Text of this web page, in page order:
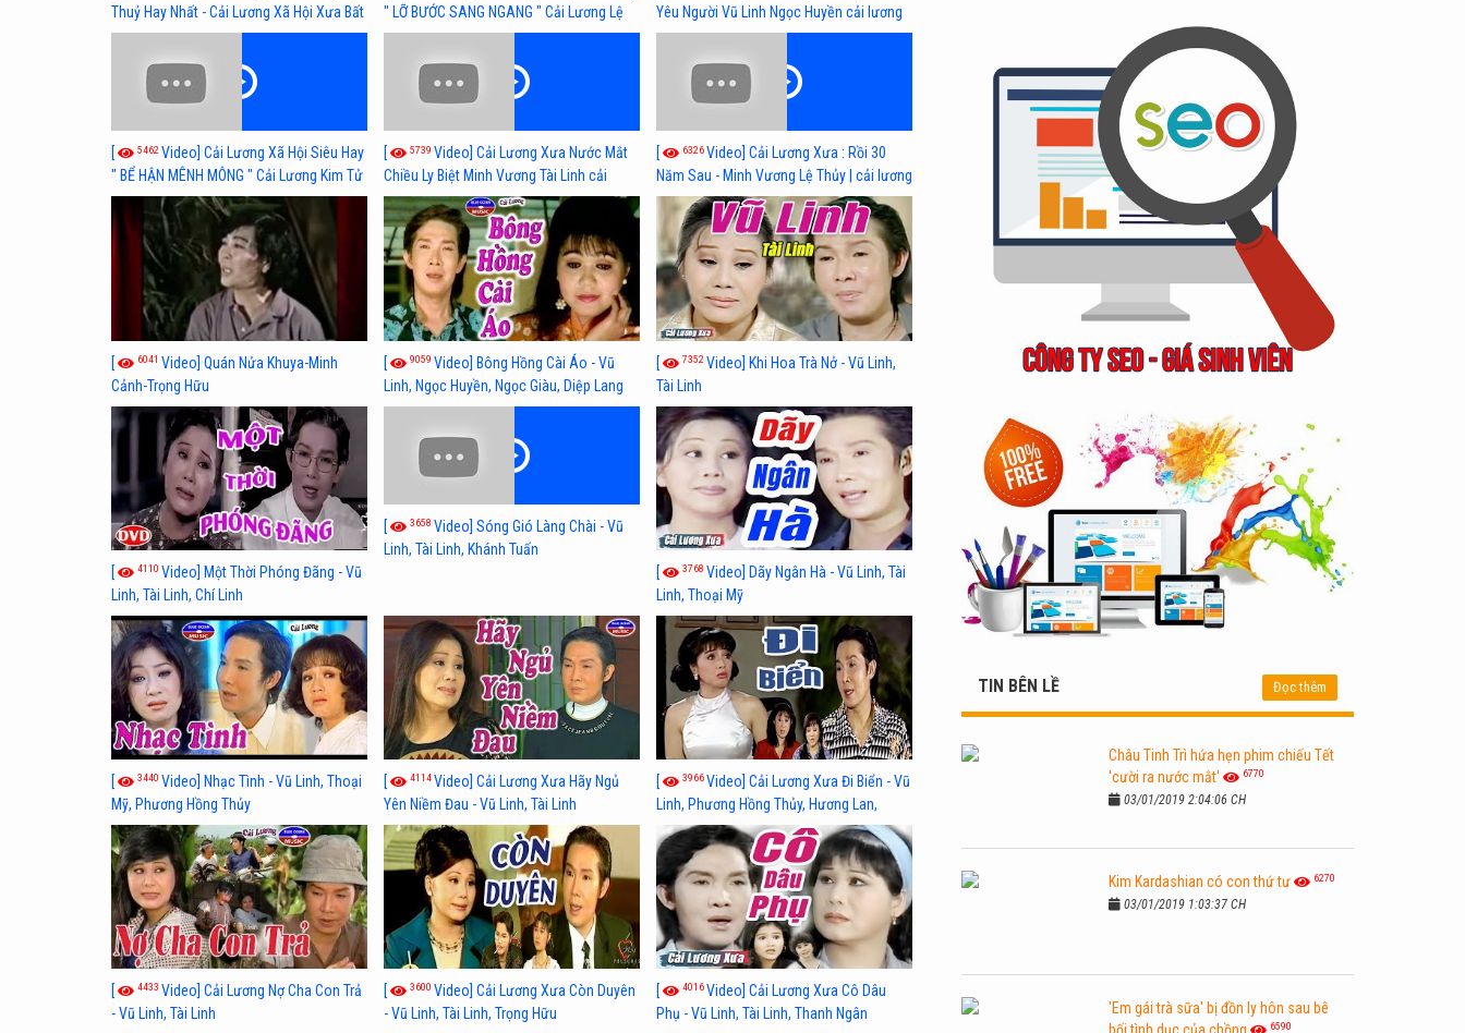
Thuỷ Hay Nhất - Cải Lương Xã Hội Xưa Bất
Hủ
" LỠ BƯỚC SANG NGANG " Cải Lương Lệ
Thuỷ, Thanh Tuấn, Hồng Nga
Yêu Người Vũ Linh Ngọc Huyền cải lương
xã hội hay nhất
[ 5462 Video] Cải Lương Xã Hội Siêu Hay
" BỂ HẬN MÊNH MÔNG " Cải Lương Kim Tử
Long, Thanh Ngân Hay Nhất
[ 5739 Video] Cải Lương Xưa Nước Mắt
Chiều Ly Biệt Minh Vương Tài Linh cải
lương xã hội hay nhất
[ 6326Video] Cải Lương Xưa : Rồi 30
Năm Sau - Minh Vương Lệ Thủy | cải lương
xã hội hay nhất
[ 6041 Video] Quán Nửa Khuya-Minh
Cảnh-Trọng Hữu
[ 9059 Video] Bông Hồng Cài Áo - Vũ
Linh, Ngọc Huyền, Ngọc Giàu, Diệp Lang
[ 7352 Video] Khi Hoa Trà Nở - Vũ Linh,
Tài Linh
[ 4110 Video] Một Thời Phóng Đãng - Vũ
Linh, Tài Linh, Chí Linh
[ 3658 Video] Sóng Gió Làng Chài - Vũ
Linh, Tài Linh, Khánh Tuấn
[
3768 Video] Dãy Ngân Hà - Vũ Linh, Tài
Linh, Thoại Mỹ
[ 3440 Video] Nhạc Tình - Vũ Linh, Thoại
Mỹ, Phương Hồng Thủy
[ 4114Video] Cải Lương Xưa Hãy Ngủ
Yên Niềm Đau - Vũ Linh, Tài Linh
[ 3966Video] Cải Lương Xưa Đi Biển - Vũ
Linh, Phương Hồng Thủy, Hương Lan,
Thanh Hằng
[ 4433 Video] Cải Lương Nợ Cha Con Trả
- Vũ Linh, Tài Linh
[ 3600 Video] Cải Lương Xưa Còn Duyên
- Vũ Linh, Tài Linh, Trọng Hữu
[ 4016Video] Cải Lương Xưa Cô Dâu
Phụ - Vũ Linh, Tài Linh, Thanh Ngân
TIN BÊN LỀ Đọc thêm
Châu Tinh Trì hứa hẹn phim chiếu Tết
'cười ra nước mắt'
6770
03/01/2019 2:04:06 CH
Kim Kardashian có con thứ tư 6270
03/01/2019 1:03:37 CH
'Em gái trà sữa' bị đồn ly hôn sau bê
6590